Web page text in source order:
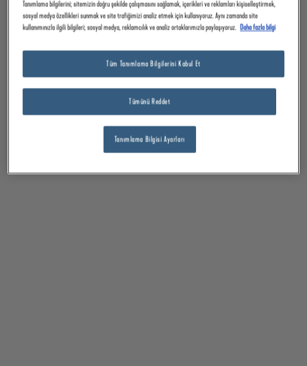
Tanımlama bilgilerini; sitemizin doğru şekilde çalışmasını sağlamak, içerikleri ve reklamları kişiselleştirmek,
sosyal medya özellikleri sunmak ve site trafiğimizi analiz etmek için kullanıyoruz. Aynı zamanda site
kullanımınızla ilgili bilgileri; sosyal medya, reklamcılık ve analiz ortaklarımızla paylaşıyoruz. Daha fazla bilgi
Tümünü Reddet
Tüm Tanımlama Bilgilerini Kabul Et
Tanımlama Bilgisi Ayarları